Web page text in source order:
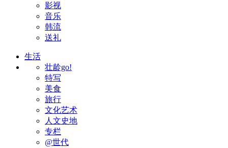
影视
音乐
韩流
送礼
生活
壮龄go!
特写
美食
旅行
文化艺术
人文史地
专栏
@世代